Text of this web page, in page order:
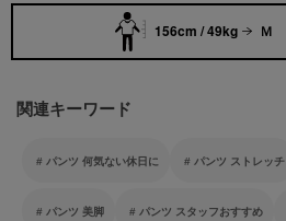
156cm / 49kg Ｍ
関連キーワード
パンツ 何気ない休日に パンツ ストレッチ
パンツ 美脚 パンツ スタッフおすすめ